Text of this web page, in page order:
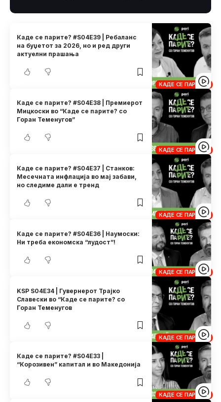
КАДЕ СЕ ПАРИТЕ?
Каде се парите? #S04E39 | Ребаланс
на буџетот за 2026, но и ред други
актуелни прашања
КАДЕ СЕ ПАРИТЕ?
Каде се парите? #S04E38 | Премиерот
Мицкоски во “Каде се парите? со
Горан Теменугов”
КАДЕ СЕ ПАРИТЕ?
Каде се парите? #S04E37 | Станков:
Месечната инфлација во мај забави,
но следиме дали е тренд
КАДЕ СЕ ПАРИТЕ?
Каде се парите? #S04E36 | Наумоски:
Ни треба економска “лудост”!
КАДЕ СЕ ПАРИТЕ?
KSP S04E34 | Гувернерот Трајко
Славески во “Каде се парите? со
Горан Теменугов
КАДЕ СЕ ПАРИТЕ?
Каде се парите? #S04E33 |
“Корозивен” капитал и во Македонија